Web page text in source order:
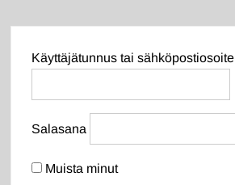
Käyttäjätunnus tai sähköpostiosoite
Salasana
Muista minut